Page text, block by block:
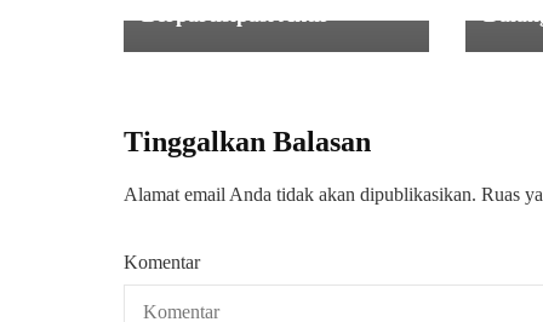
Tinggalkan Balasan
Alamat email Anda tidak akan dipublikasikan. Ruas
Komentar